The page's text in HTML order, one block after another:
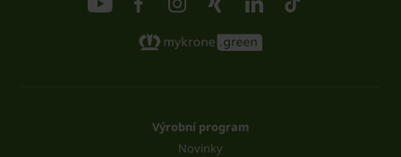
Výrobní program
Novinky